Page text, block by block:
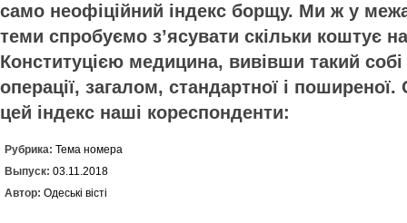
само неофіційний індекс борщу. Ми ж у
теми спробуємо з’ясувати скільки коштує
Конституцією медицина, вивівши такий
операції, загалом, стандартної і
цей індекс наші кореспонденти:
Рубрика: Тема номера
Выпуск: 03.11.2018
Автор: Одеські вісті